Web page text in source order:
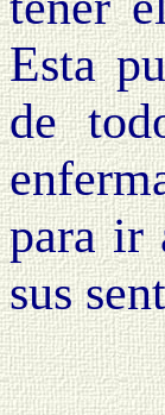
Esta
de
para ir
sus